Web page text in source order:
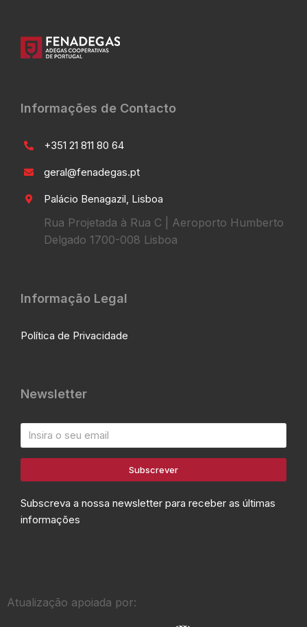
Informações de Contacto
+351 21 811 80 64
geral@fenadegas.pt
Palácio Benagazil, Lisboa
Rua Projetada à Rua C | Aeroporto Humberto
Delgado 1700-008 Lisboa
Informação Legal
Política de Privacidade
Newsletter
Subscrever
Subscreva a nossa newsletter para receber as últimas
informações
Atualização apoiada por: